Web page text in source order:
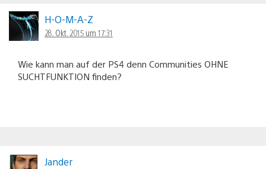
H-O-M-A-Z
28. Okt. 2015 um 17:31
Wie kann man auf der PS4 denn Communities OHNE
SUCHTFUNKTION finden?
Jander